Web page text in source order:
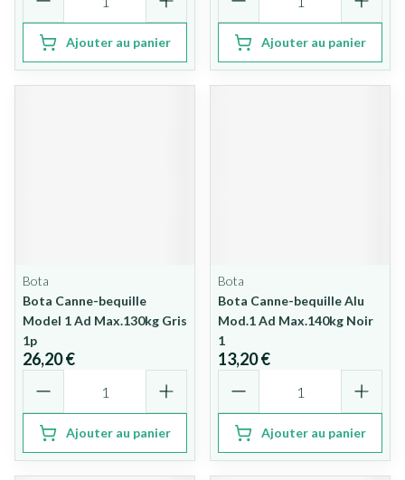
Ajouter au panier Ajouter au panier
Bota
Bota Canne-bequille
Model 1 Ad Max.130kg Gris
1p
26,20 €
Ajouter au panier
Bota
Bota Canne-bequille Alu
Mod.1 Ad Max.140kg Noir
1
13,20 €
Ajouter au panier